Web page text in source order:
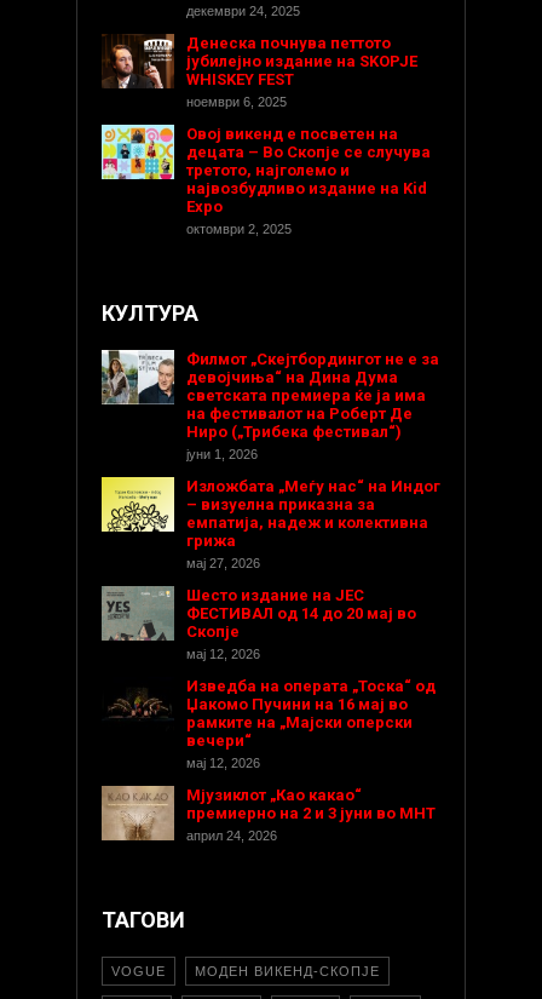
декември 24, 2025
Денеска почнува петтото
јубилејно издание на SKOPJE
WHISKEY FEST
ноември 6, 2025
Овој викенд е посветен на
децата – Во Скопје се случува
третото, најголемо и
највозбудливо издание на Kid
Expo
октомври 2, 2025
КУЛТУРА
Филмот „Скејтбордингот не е за
девојчиња“ на Дина Дума
светската премиера ќе ја има
на фестивалот на Роберт Де
Ниро („Трибека фестивал“)
јуни 1, 2026
Изложбата „Меѓу нас“ на Индог
– визуелна приказна за
емпатија, надеж и колективна
грижа
мај 27, 2026
Шесто издание на ЈЕС
ФЕСТИВАЛ од 14 до 20 мај во
Скопје
мај 12, 2026
Изведба на операта „Тоска“ од
Џакомо Пучини на 16 мај во
рамките на „Мајски оперски
вечери“
мај 12, 2026
Мјузиклот „Као какао“
премиерно на 2 и 3 јуни во МНТ
април 24, 2026
ТАГОВИ
VOGUE МОДЕН ВИКЕНД-СКОПЈЕ